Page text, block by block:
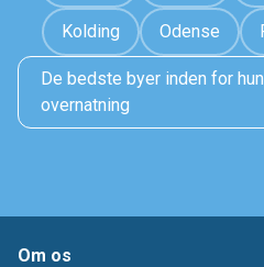
Kolding Odense
De bedste byer inden for
overnatning
Om os